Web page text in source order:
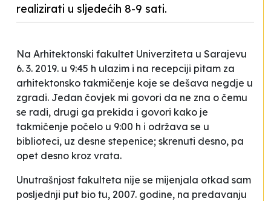
realizirati u sljedećih 8-9 sati.
Na Arhitektonski fakultet Univerziteta u Sarajevu
6. 3. 2019. u 9:45 h ulazim i na recepciji pitam za
arhitektonsko takmičenje koje se dešava negdje u
zgradi. Jedan čovjek mi govori da ne zna o čemu
se radi, drugi ga prekida i govori kako je
takmičenje počelo u 9:00 h i održava se u
biblioteci, uz desne stepenice; skrenuti desno, pa
opet desno kroz vrata.
Unutrašnjost fakulteta nije se mijenjala otkad sam
posljednji put bio tu, 2007. godine, na predavanju